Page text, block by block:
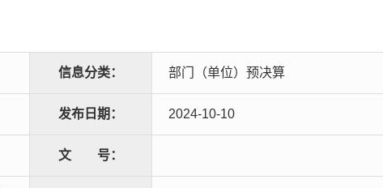
信息分类： 部门（单位）预决算
发布日期： 2024-10-10
文 号：